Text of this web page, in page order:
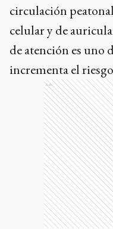
circulación
celular y de
de atención es uno
incrementa el
Ads